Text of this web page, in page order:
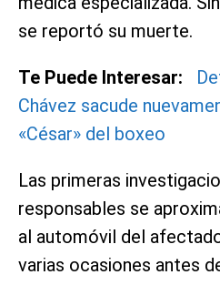
se reportó su muerte.
Te Puede Interesar:
Chávez sacude
«César» del boxeo
Las primeras
responsables se
al automóvil del
varias ocasiones antes